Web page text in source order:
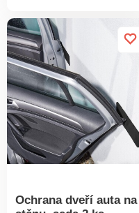
Ochrana dveří auta na